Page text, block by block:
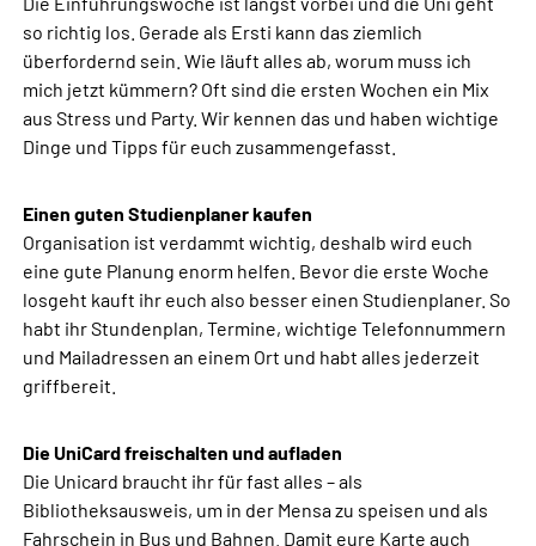
so richtig los. Gerade als Ersti kann das ziemlich
überfordernd sein. Wie läuft alles ab, worum muss ich
mich jetzt kümmern? Oft sind die ersten Wochen ein Mix
aus Stress und Party. Wir kennen das und haben wichtige
Dinge und Tipps für euch zusammengefasst.
Einen guten Studienplaner kaufen
Organisation ist verdammt wichtig, deshalb wird euch
eine gute Planung enorm helfen. Bevor die erste Woche
losgeht kauft ihr euch also besser einen Studienplaner. So
habt ihr Stundenplan, Termine, wichtige Telefonnummern
und Mailadressen an einem Ort und habt alles jederzeit
griffbereit.
Die UniCard freischalten und aufladen
Die Unicard braucht ihr für fast alles – als
Bibliotheksausweis, um in der Mensa zu speisen und als
Fahrschein in Bus und Bahnen. Damit eure Karte auch